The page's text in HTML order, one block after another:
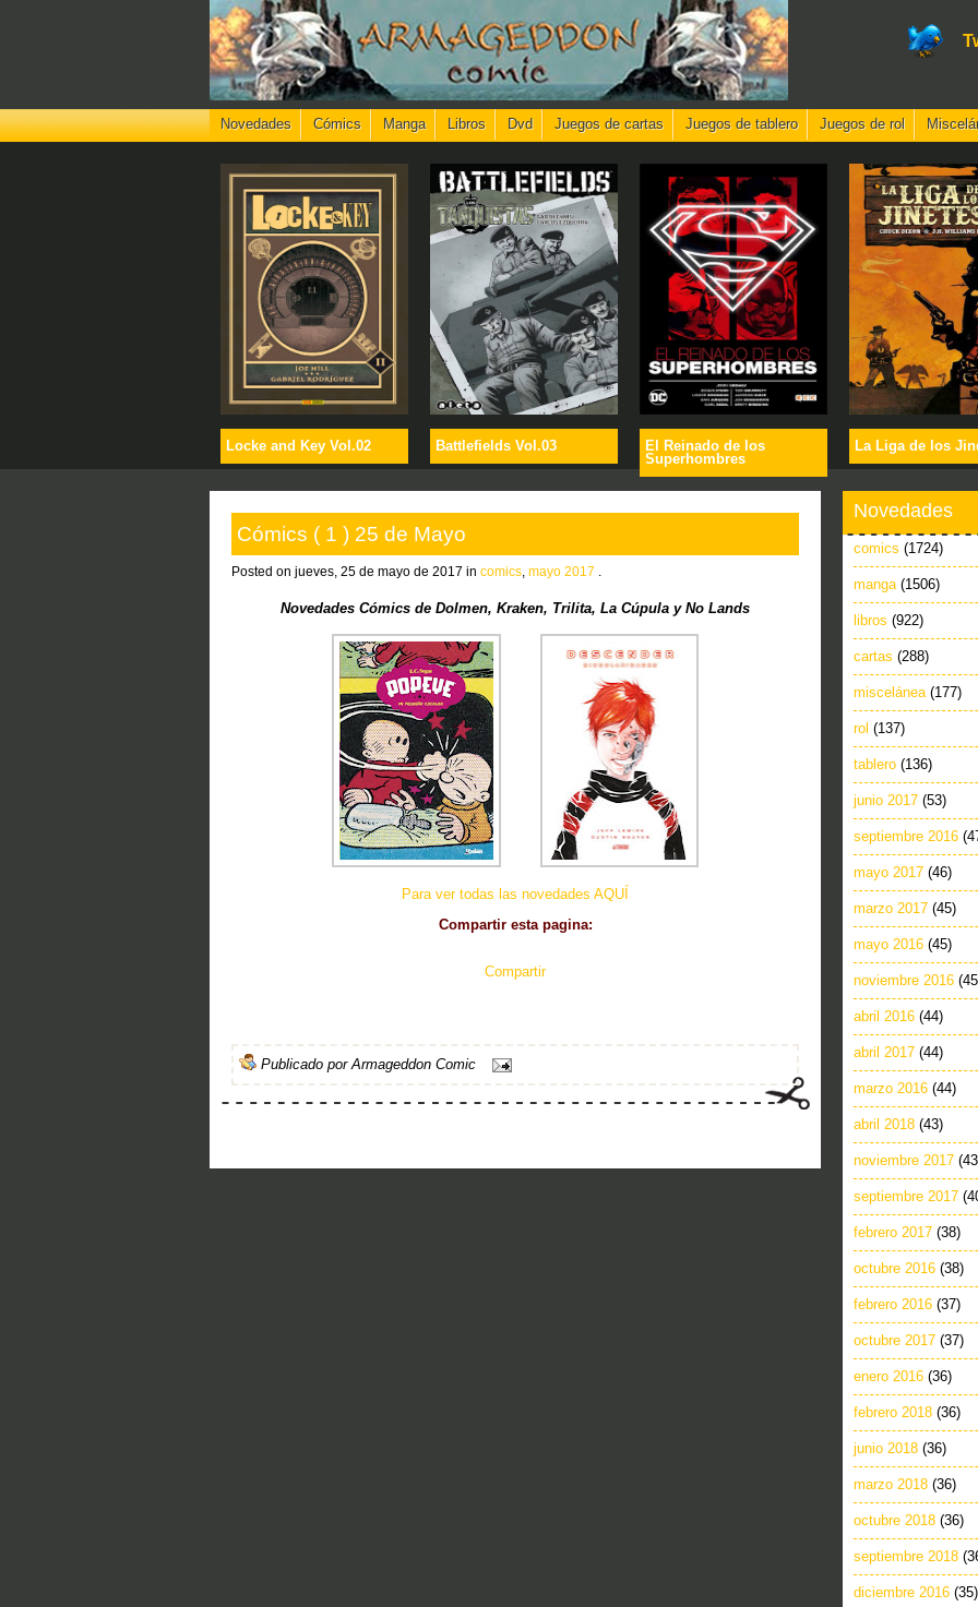
Novedades Cómics Manga Libros Dvd Juegos de cartas Juegos de tablero Juegos de rol
Locke and Key Vol.02 Battlefields Vol.03
El Reinado de los
Superhombres
La Liga de los
Cómics ( 1 ) 25 de Mayo
Posted on jueves, 25 de mayo de 2017 in comics mayo 2017
Novedades Cómics de Dolmen, Kraken, Trilita, La Cúpula y No Lands
Para ver todas las novedades AQUÍ
Compartir esta pagina:
Compartir
Publicado porArmageddon Comic
Novedades
comics (1724)
manga (1506)
libros (922)
cartas (288)
miscelánea (177)
rol (137)
tablero (136)
junio 2017 (53)
septiembre 2016
mayo 2017 (46)
marzo 2017 (45)
mayo 2016 (45)
noviembre 2016
abril 2016 (44)
abril 2017 (44)
marzo 2016 (44)
abril 2018 (43)
noviembre 2017
septiembre 2017
febrero 2017 (38)
octubre 2016 (38)
febrero 2016 (37)
octubre 2017 (37)
enero 2016 (36)
febrero 2018 (36)
junio 2018 (36)
marzo 2018 (36)
octubre 2018 (36)
septiembre 2018
diciembre 2016 (35)